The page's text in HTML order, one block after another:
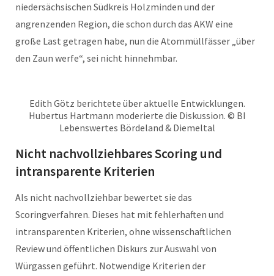
niedersächsischen Südkreis Holzminden und der
angrenzenden Region, die schon durch das AKW eine
große Last getragen habe, nun die Atommüllfässer „über
den Zaun werfe“, sei nicht hinnehmbar.
Edith Götz berichtete über aktuelle Entwicklungen.
Hubertus Hartmann moderierte die Diskussion. © BI
Lebenswertes Bördeland & Diemeltal
Nicht nachvollziehbares Scoring und
intransparente Kriterien
Als nicht nachvollziehbar bewertet sie das
Scoringverfahren. Dieses hat mit fehlerhaften und
intransparenten Kriterien, ohne wissenschaftlichen
Review und öffentlichen Diskurs zur Auswahl von
Würgassen geführt. Notwendige Kriterien der